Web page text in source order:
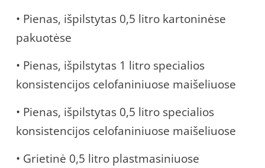
• Pienas, išpilstytas 0,5 litro kartoninėse
pakuotėse
• Pienas, išpilstytas 1 litro specialios
konsistencijos celofaniniuose maišeliuose
• Pienas, išpilstytas 0,5 litro specialios
konsistencijos celofaniniuose maišeliuose
• Grietinė 0,5 litro plastmasiniuose